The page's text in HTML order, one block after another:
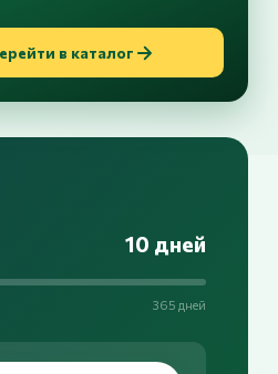
в каталог
10 дней
365 дней